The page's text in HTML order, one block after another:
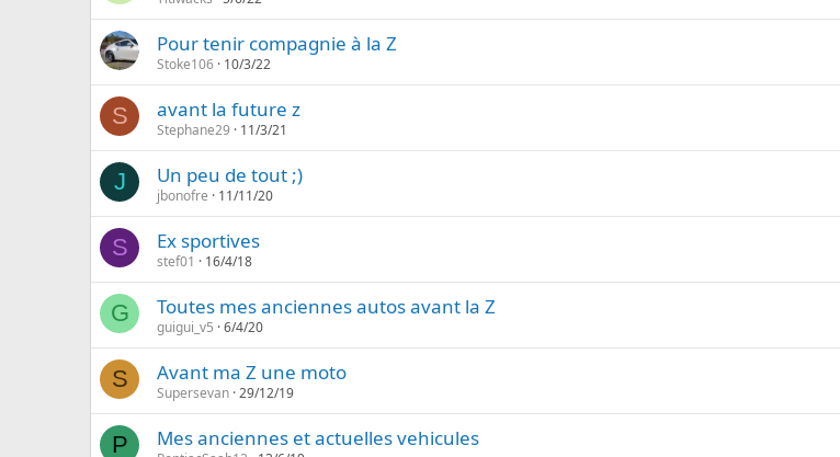
Pour tenir compagnie à la Z
Stoke106 10/3/22
S avant la future z
Stephane29 11/3/21
J Un peu de tout ;)
jbonofre 11/11/20
S Ex sportives
stef01 16/4/18
G Toutes mes anciennes autos avant la Z
guigui_v5 6/4/20
S Avant ma Z une moto
Supersevan 29/12/19
P Mes anciennes et actuelles vehicules